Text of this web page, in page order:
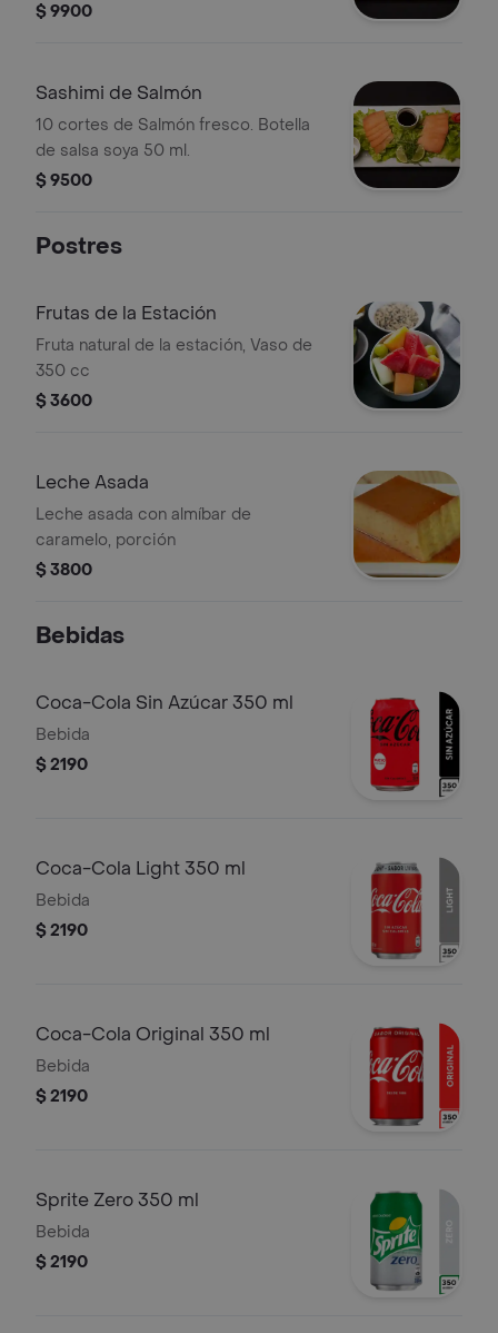
$ 9900
Sashimi de Salmón
10 cortes de Salmón fresco. Botella
de salsa soya 50 ml.
$ 9500
Postres
Frutas de la Estación
Fruta natural de la estación, Vaso de
350 cc
$ 3600
Leche Asada
Leche asada con almíbar de
caramelo, porción
$ 3800
Bebidas
Coca-Cola Sin Azúcar 350 ml
Bebida
$ 2190
Coca-Cola Light 350 ml
Bebida
$ 2190
Coca-Cola Original 350 ml
Bebida
$ 2190
Sprite Zero 350 ml
Bebida
$ 2190